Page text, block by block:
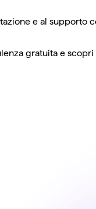
e al
gratuita e